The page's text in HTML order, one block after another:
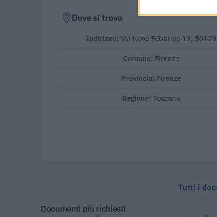
Dove si trova
Indirizzo: Via Nove Febbraio 12, 50129
Comune: Firenze
Provincia: Firenze
Regione:Toscana
Tutti i
Documenti più richiesti